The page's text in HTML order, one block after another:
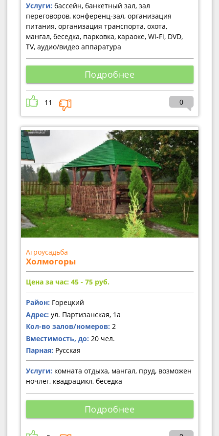
Услуги: бассейн, банкетный зал, зал
переговоров, конференц-зал, организация
питания, организация транспорта, охота,
мангал, беседка, парковка, караоке, Wi-Fi, DVD,
TV, аудио/видео аппаратура
Подробнее
11 0
Агроусадьба
Холмогоры
Цена за час: 45 - 75 руб.
Район: Горецкий
Адрес: ул. Партизанская, 1а
Кол-во залов/номеров: 2
Вместимость, до: 20 чел.
Парная: Русская
Услуги: комната отдыха, мангал, пруд, возможен
ночлег, квадрацикл, беседка
Подробнее